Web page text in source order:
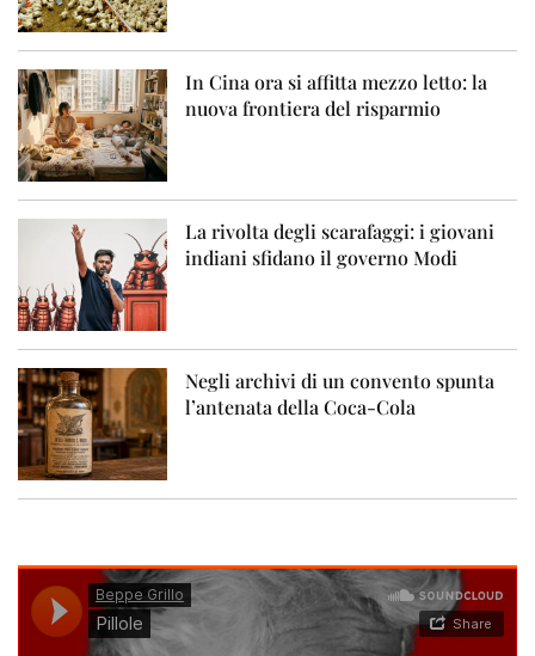
In Cina ora si affitta mezzo letto: la
nuova frontiera del risparmio
La rivolta degli scarafaggi: i giovani
indiani sfidano il governo Modi
Negli archivi di un convento spunta
l’antenata della Coca-Cola